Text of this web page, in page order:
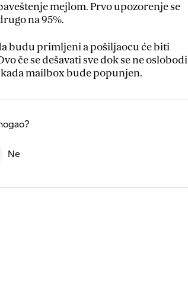
mejlom. Prvo upozorenje se
na 95%.
budu primljeni a pošiljaocu će biti
če se dešavati sve dok se ne oslobodi
mailbox bude popunjen.
Ne